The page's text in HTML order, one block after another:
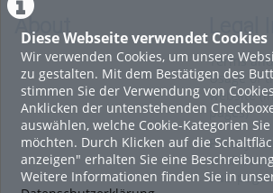
Diese Webseite verwendet Cookies
Wir verwenden Cookies, um unsere
zu gestalten. Mit dem Bestätigen des
stimmen Sie der Verwendung von
Anklicken der untenstehenden
auswählen, welche Cookie-Kategorien
möchten. Durch Klicken auf die
anzeigen" erhalten Sie eine
Weitere Informationen finden Sie in
About Legal
Terms
Usage of
website
pages)
Privacy
ViMP
Sub-pages